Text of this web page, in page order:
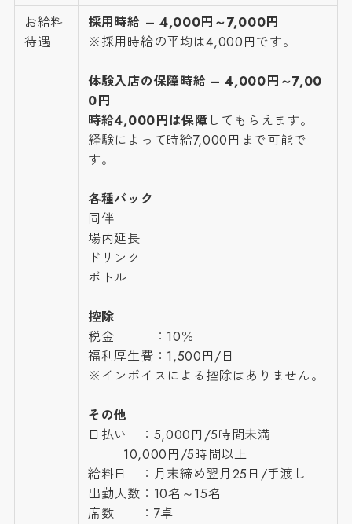
お給料
待遇
採用時給 – 4,000円～7,000円
※採用時給の平均は4,000円です。
体験入店の保障時給 – 4,000円～7,00
0円
時給4,000円は保障 してもらえます。
経験によって時給7,000円まで可能で
す。
各種バック
同伴
場内延長
ドリンク
ボトル
控除
税金 ：10％
福利厚生費：1,500円/日
※インボイスによる控除はありません。
その他
日払い ：5,000円/5時間未満
10,000円/5時間以上
給料日 ：月末締め翌月25日/手渡し
出勤人数：10名～15名
席数 ：7卓